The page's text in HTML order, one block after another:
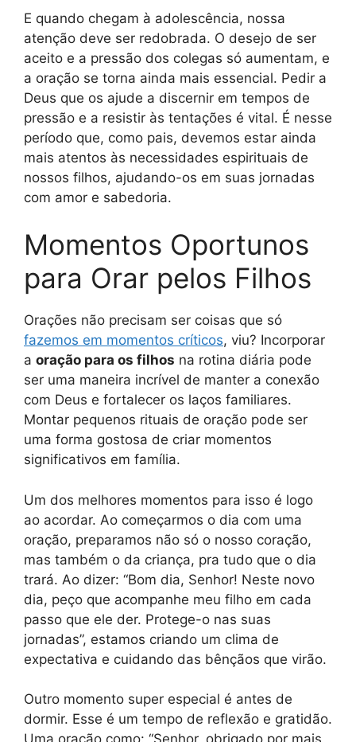
E quando chegam à adolescência, nossa
atenção deve ser redobrada. O desejo de ser
aceito e a pressão dos colegas só aumentam, e
a oração se torna ainda mais essencial. Pedir a
Deus que os ajude a discernir em tempos de
pressão e a resistir às tentações é vital. É nesse
período que, como pais, devemos estar ainda
mais atentos às necessidades espirituais de
nossos filhos, ajudando-os em suas jornadas
com amor e sabedoria.
Momentos Oportunos
para Orar pelos Filhos
Orações não precisam ser coisas que só
fazemos em momentos críticos, viu? Incorporar
a oração para os filhos na rotina diária pode
ser uma maneira incrível de manter a conexão
com Deus e fortalecer os laços familiares.
Montar pequenos rituais de oração pode ser
uma forma gostosa de criar momentos
significativos em família.
Um dos melhores momentos para isso é logo
ao acordar. Ao começarmos o dia com uma
oração, preparamos não só o nosso coração,
mas também o da criança, pra tudo que o dia
trará. Ao dizer: “Bom dia, Senhor! Neste novo
dia, peço que acompanhe meu filho em cada
passo que ele der. Protege-o nas suas
jornadas”, estamos criando um clima de
expectativa e cuidando das bênçãos que virão.
Outro momento super especial é antes de
dormir. Esse é um tempo de reflexão e gratidão.